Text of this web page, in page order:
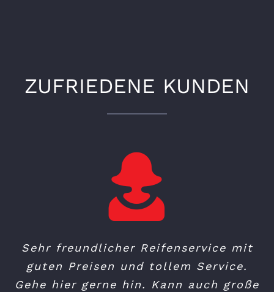
ZUFRIEDENE KUNDEN
Sehr freundlicher Reifenservice mit
guten Preisen und tollem Service.
Gehe hier gerne hin. Kann auch große
1 A Reifenservice. Man kommt auch
ohne Termin dran..Wartezeit
inbegriffen versteht sich ohne Termin
Bis jetzt beste Erfahrungen gemacht
– Toller Service – Spitzen-Preise –
immer ein Termin gefunden –